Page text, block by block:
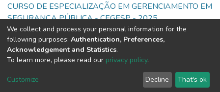
CURSO DE ESPECIALIZAÇÃO EM GERENCIAMENTO EM
SEGURANÇA PÚBLICA - CEGESP - 2025
Full item page
DSpace software copyright © 2002-2026
Cookie
End User
Agreement
Send
Feedback
We collect and process your personal information for the
following purposes: Authentication, Preferences,
Acknowledgement and Statistics.
To learn more, please read our privacy policy.
Customize Decline That's ok